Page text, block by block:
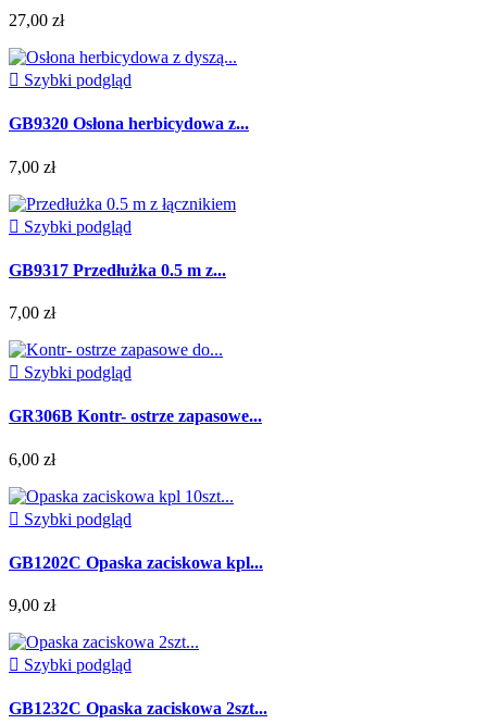
27,00 zł
 Szybki podgląd
GB9320 Osłona herbicydowa z...
7,00 zł
 Szybki podgląd
GB9317 Przedłużka 0.5 m z...
7,00 zł
 Szybki podgląd
GR306B Kontr- ostrze zapasowe...
6,00 zł
 Szybki podgląd
GB1202C Opaska zaciskowa kpl...
9,00 zł
 Szybki podgląd
GB1232C Opaska zaciskowa 2szt...